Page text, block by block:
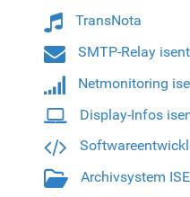
TransNota
SMTP-Relay
Netmonitoring
Display-Infos
Archivsystem